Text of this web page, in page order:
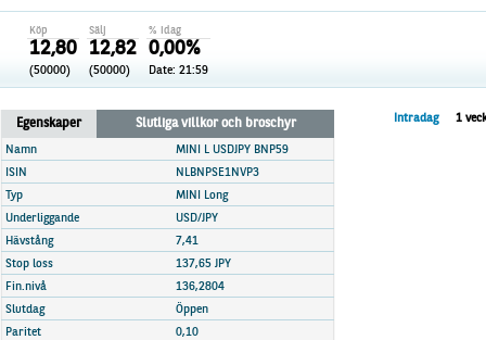
Unlimited Turbos
Nya produkter
Stoppade & förfallna produkter
Utsålda produkter
Realtidskurser
Knock-plocken
Kunskapscentra+
Hur handlar jag
Marknadsöversikt
Köp
12,80
(50000)
Sälj
12,82
(50000)
% idag
0,00%
Date: 21:59
Egenskaper Slutliga villkor och broschyr
Namn
MINI L USDJPY BNP59
ISIN
NLBNPSE1NVP3
Typ
MINI Long
Underliggande
USD/JPY
Hävstång
7,41
Stop loss
137,65 JPY
Fin.nivå
136,2804
Slutdag
Öppen
Paritet
0,10
Intradag 1